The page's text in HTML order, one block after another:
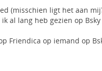
(misschien ligt het aan
al lang heb gezien op Bsky
Friendica op iemand op